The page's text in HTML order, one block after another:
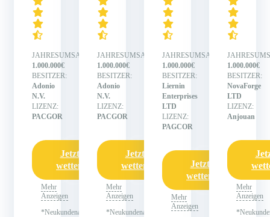
JAHRESUMSATZ:
1.000.000€
BESITZER:
Adonio
N.V.
LIZENZ:
PACGOR
Jetzt
wetten
Mehr
Anzeigen
*Neukundenangebot
JAHRESUMSATZ:
1.000.000€
BESITZER:
Adonio
N.V.
LIZENZ:
PACGOR
Jetzt
wetten
Mehr
Anzeigen
*Neukundenangebot
JAHRESUMSATZ:
1.000.000€
BESITZER:
Liernin
Enterprises
LTD
LIZENZ:
PAGCOR
Jetzt
wetten
Mehr
Anzeigen
1.000.000€
BESITZER:
NovaForge
LTD
LIZENZ:
Anjouan
Mehr
Anzeigen